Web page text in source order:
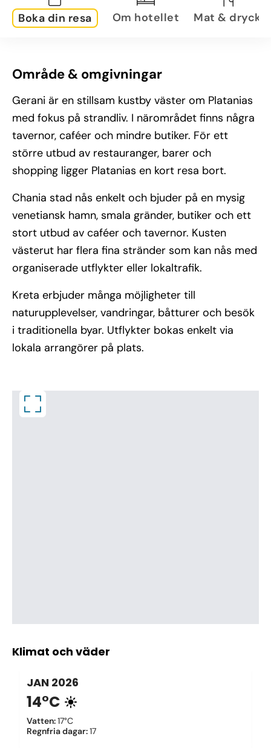
Boka din resa Om hotellet Mat & dryck
Område & omgivningar
Gerani är en stillsam kustby väster om Platanias
med fokus på strandliv. I närområdet finns några
tavernor, caféer och mindre butiker. För ett
större utbud av restauranger, barer och
shopping ligger Platanias en kort resa bort.
Chania stad nås enkelt och bjuder på en mysig
venetiansk hamn, smala gränder, butiker och ett
stort utbud av caféer och tavernor. Kusten
västerut har flera fina stränder som kan nås med
organiserade utflykter eller lokaltrafik.
Kreta erbjuder många möjligheter till
naturupplevelser, vandringar, båtturer och besök
i traditionella byar. Utflykter bokas enkelt via
lokala arrangörer på plats.
Klimat och väder
JAN 2026
14°C
Vatten:17°C
Regnfria dagar:17